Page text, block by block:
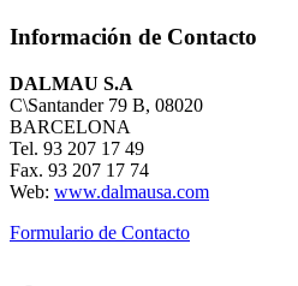
Información de Contacto
DALMAU S.A
C\Santander 79 B, 08020
BARCELONA
Tel. 93 207 17 49
Fax. 93 207 17 74
Web: www.dalmausa.com
Formulario de Contacto